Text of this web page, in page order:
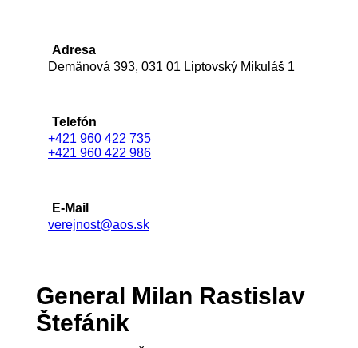
Adresa
Demänová 393, 031 01 Liptovský Mikuláš 1
Telefón
+421 960 422 735
+421 960 422 986
E-Mail
verejnost@aos.sk
General Milan Rastislav
Štefánik